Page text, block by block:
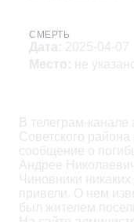
СМЕРТЬ
Дата: 2025-04-07
Место: не
В телеграм-
Советского
сообщение о
Андрее
Чиновники
привели. O нем
был жителем